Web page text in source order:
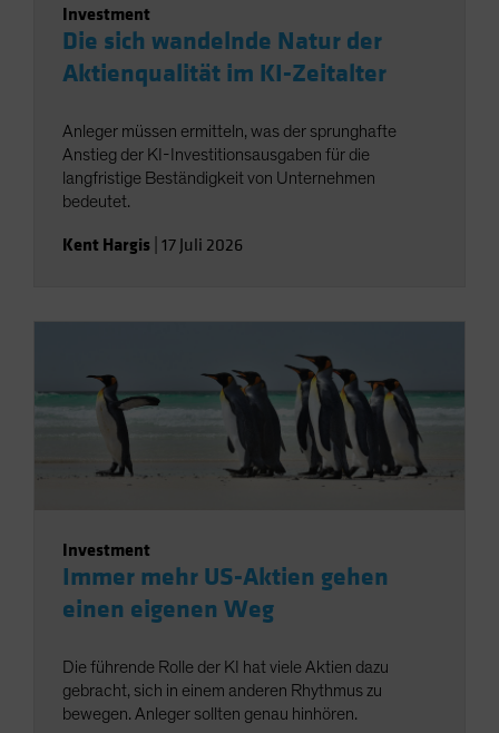
Investment
Die sich wandelnde Natur der
Aktienqualität im KI-Zeitalter
Anleger müssen ermitteln, was der sprunghafte
Anstieg der KI-Investitionsausgaben für die
langfristige Beständigkeit von Unternehmen
bedeutet.
Kent Hargis 17 Juli 2026
Investment
Immer mehr US-Aktien gehen
einen eigenen Weg
Die führende Rolle der KI hat viele Aktien dazu
gebracht, sich in einem anderen Rhythmus zu
bewegen. Anleger sollten genau hinhören.